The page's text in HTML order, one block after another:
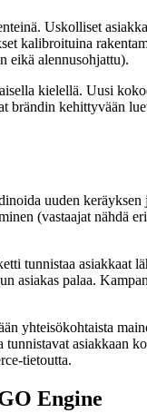
Uskolliset
kalibroituina
eikä alennusohjattu).
kielellä. Uusi
kehittyvään
uuden
(vastaajat nähdä
tunnistaa asiakkaat
palaa.
yhteisökohtaista
asiakkaan
tietoutta.
Engine